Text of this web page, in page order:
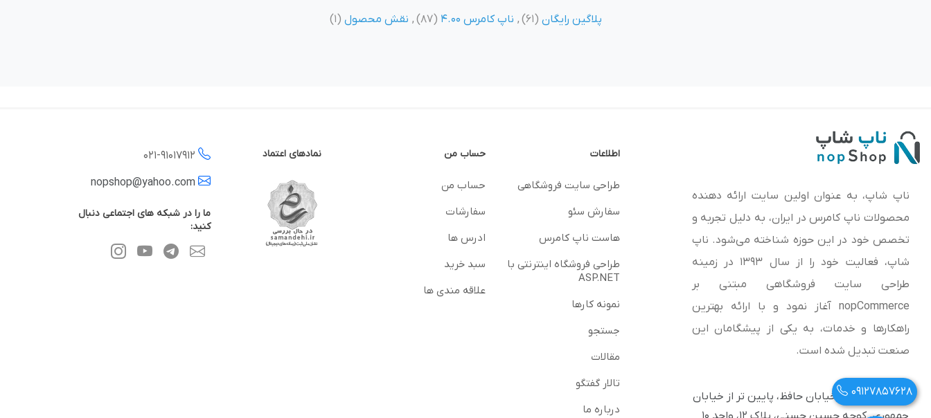
پلاگین رایگان (61)
, ناپ کامرس 4.00 (87)
, نقش محصول (1)
ناپ شاپ، به عنوان اولین سایت ارائه‌ دهنده
محصولات ناپ کامرس در ایران، به دلیل تجربه و
تخصص خود در این حوزه شناخته می‌شود. ناپ
شاپ، فعالیت خود را از سال 1393 در زمینه
طراحی سایت فروشگاهی مبتنی بر
nopCommerce آغاز نمود و با ارائه بهترین
راهکارها و خدمات، به یکی از پیشگامان این
صنعت تبدیل شده است.
آدرس: تهران، خیابان حافظ، پایین تر از خیابان
اطلاعات
طراحی سایت فروشگاهی
سفارش سئو
هاست ناپ کامرس
طراحی فروشگاه اینترنتی با
ASP.NET
نمونه کارها
جستجو
مقالات
تالار گفتگو
درباره ما
حساب من
حساب من
سفارشات
ادرس ها
سبد خرید
علاقه مندی ها
نمادهای اعتماد 021-91017912
ما را در شبکه های اجتماعی دنبال
کنید:
09127857628